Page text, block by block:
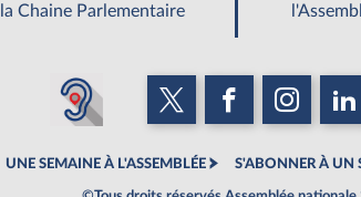
la Chaine Parlementaire
UNE SEMAINE À L'ASSEMBLÉE S'ABONNER À UN